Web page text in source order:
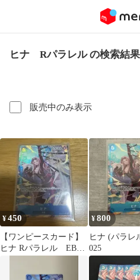
ヒナ Rパラレル の検索結果
販売中のみ表示
¥450
【ワンピースカード】
ヒナ Rパラレル EB03-
¥800
ヒナ (パラレ
025